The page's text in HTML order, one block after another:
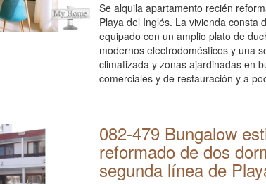
Se alquila apartamento recién
Playa del Inglés. La vivienda consta
equipado con un amplio plato de
modernos electrodomésticos y una
climatizada y zonas ajardinadas en
comerciales y de restauración y a
082-479 Bungalow
reformado de dos
segunda línea de